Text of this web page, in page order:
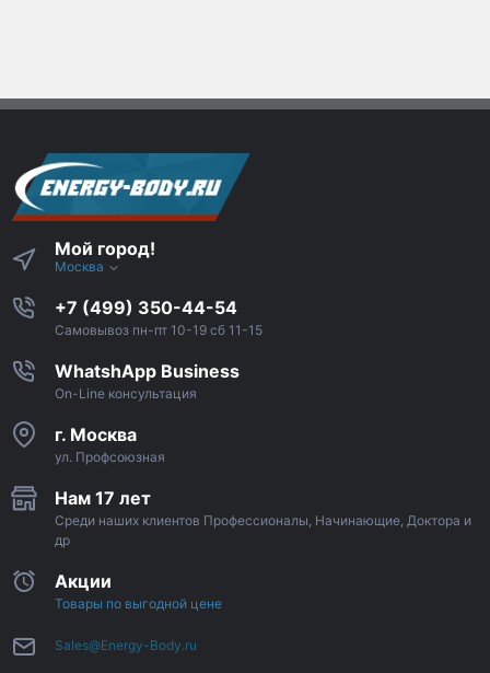
Мой город!
Москва
+7 (499) 350-44-54
Самовывоз пн-пт 10-19 сб 11-15
WhatshApp Business
On-Line консультация
г. Москва
ул. Профсоюзная
Нам 17 лет
Среди наших клиентов Профессионалы, Начинающие, Доктора и
др
Акции
Товары по выгодной цене
Sales@Energy-Body.ru